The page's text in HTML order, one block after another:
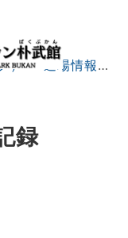
） 道場情報
録